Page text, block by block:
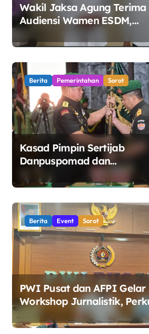
Wakil Jaksa Agung Terima
Audiensi Wamen ESDM,
Perkuat Sinergi Kawal Tata
Kelola Sektor Energi
Berita Pemerintahan Sorot
Kasad Pimpin Sertijab
Danpuspomad dan
Penguatan Organisasi TNI
yang Adaptif dan
Berita Event Sorot
PWI Pusat dan AFPI Gelar
Workshop Jurnalistik,
Literasi Keuangan Digital
Insan Pers